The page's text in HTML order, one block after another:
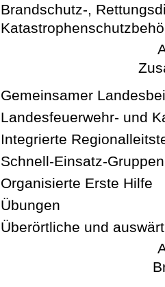
Brandschutz-,
Gemeinsamer
Landesfeuerwehr- und
Integrierte
Schnell-Einsatz-Gruppen
Organisierte Erste Hilfe
Übungen
Überörtliche und